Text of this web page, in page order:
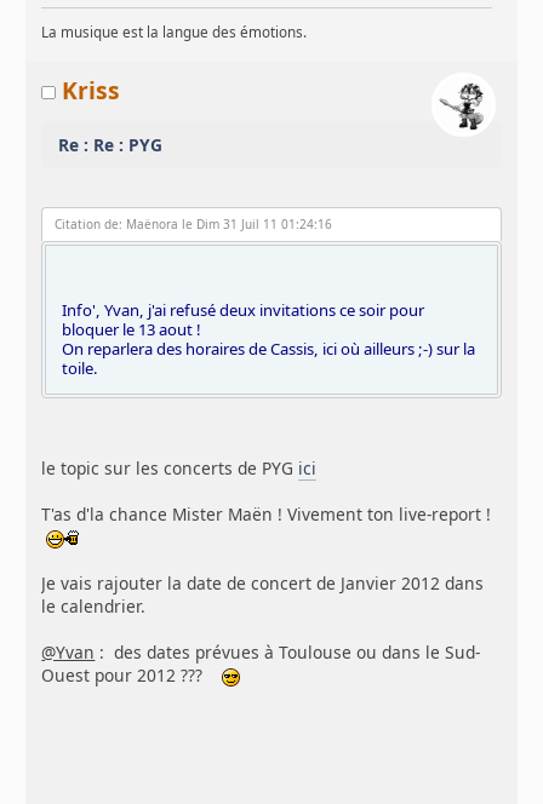
La musique est la langue des émotions.
Kriss
Re : Re : PYG
Citation de: Maënora le Dim 31 Juil 11 01:24:16
Info', Yvan, j'ai refusé deux invitations ce soir pour
bloquer le 13 aout !
On reparlera des horaires de Cassis, ici où ailleurs ;-) sur la
toile.
le topic sur les concerts de PYG ici
T'as d'la chance Mister Maën ! Vivement ton live-report !
Je vais rajouter la date de concert de Janvier 2012 dans
le calendrier.
@Yvan : des dates prévues à Toulouse ou dans le Sud-
Ouest pour 2012 ???